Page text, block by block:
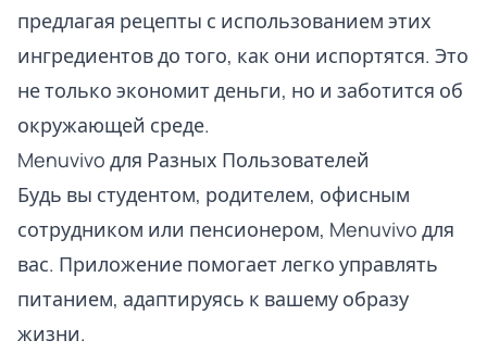
предлагая рецепты с использованием этих
ингредиентов до того, как они испортятся. Это
не только экономит деньги, но и заботится об
окружающей среде.
Menuvivo для Разных Пользователей
Будь вы студентом, родителем, офисным
сотрудником или пенсионером, Menuvivo для
вас. Приложение помогает легко управлять
питанием, адаптируясь к вашему образу
жизни.